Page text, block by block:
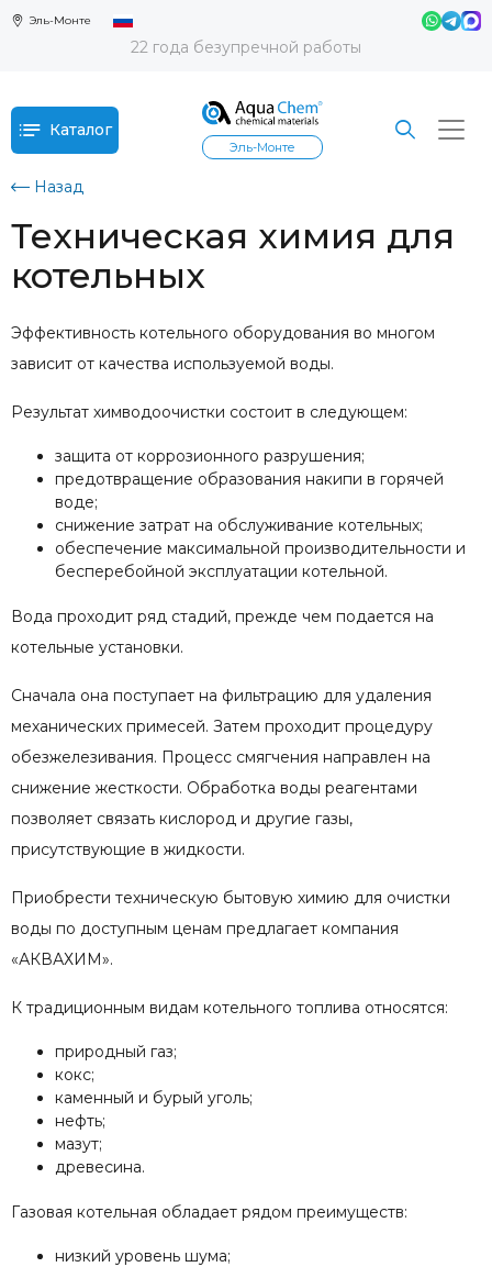
Эль-Монте
22 года безупречной работы
Каталог
Эль-Монте
Назад
Техническая химия для
котельных
Эффективность котельного оборудования во многом
зависит от качества используемой воды.
Результат химводоочистки состоит в следующем:
защита от коррозионного разрушения;
предотвращение образования накипи в горячей
воде;
снижение затрат на обслуживание котельных;
обеспечение максимальной производительности и
бесперебойной эксплуатации котельной.
Вода проходит ряд стадий, прежде чем подается на
котельные установки.
Сначала она поступает на фильтрацию для удаления
механических примесей. Затем проходит процедуру
обезжелезивания. Процесс смягчения направлен на
снижение жесткости. Обработка воды реагентами
позволяет связать кислород и другие газы,
присутствующие в жидкости.
Приобрести техническую бытовую химию для очистки
воды по доступным ценам предлагает компания
«АКВАХИМ».
К традиционным видам котельного топлива относятся:
природный газ;
кокс;
каменный и бурый уголь;
нефть;
мазут;
древесина.
Газовая котельная обладает рядом преимуществ:
низкий уровень шума;